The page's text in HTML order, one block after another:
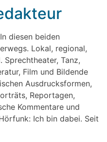
diesen beiden
Lokal, regional,
Tanz,
Film und Bildende
Ausdrucksformen,
Reportagen,
Kommentare und
Ich bin dabei. Seit